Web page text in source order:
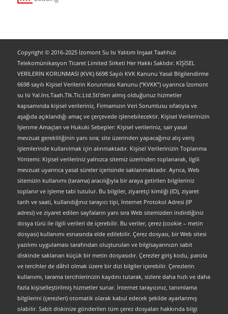
Copyright © 2016-2025 İzomont Su Isı Yalıtım İnşaat Taahhüt
Telekomünikasyon Ticaret Limited Sirketi Her Hakkı Saklıdır. KİŞİSEL
VERİLERİN KORUNMASI (KVK) 6698 Sayılı KVK Kanunu Yasal Bilgilendirme
6698 sayılı Kişisel Verilerin Korunması Kanunu (“KVKK”) uyarınca İzomont
su Isi Yal.Ins.Taah.Tlk.Tic.Ltd.Sti’den almış olduğunuz hizmetler
kapsamında kişisel verileriniz, Firmamızın Veri Sorumlusu sıfatıyla ve
aşağıda açıklandığı amaç ve çerçevede işlenebilecektir. Kişisel Verilerinizin
İşlenme Amaçları ve Hukuki Sebepler: Kişisel verileriniz, sair yasal
mevzuat gerekliliğinin yanı sıra; site üzerinden yapacağınız alış veriş
işlemlerinde kullanılmak için alınmaktadır. Kişisel Verilerinizin Toplanma
Yöntemi: Kişisel verileriniz yalnızca sitemiz üzerinden toplanarak, ilgili
mevzuat uyarınca yasal süreler içerisinde saklanmaktadır. Ayrıca, Web
sitemizin kullanımı (tarama) aracılığıyla bir araya getirilen bilgileriniz
toplanır ve işleme tabi tutulur. Bu bilgiler, ziyaretçi kimliği (ID), ziyaret
tarih ve saati, kullandığınız tarayıcı tipi, İnternet Protokol Adresi (IP
adresi) ve ziyaret edilen sayfaların yanı sıra Web sitemizden indirdiğiniz
dosya türü ile ilgili verileri de içerebilir. Bu veriler, çerez (cookie – metin
dosyası) kullanımı esnasında elde edilebilir. Çerez dosyası, bir Web sitesi
yazılımı uygulaması tarafından oluşturulan ve bilgisayarınızın sabit
diskinde saklanan küçük bir metin dosyasıdır. Çerezler giriş kodu, parola
ve tercihler de dâhil olmak üzere bir dizi bilgiler içerebilir. Çerezlerin
kullanımı, tarama tercihlerinizin kaydını tutarak, sizlere daha hızlı ve daha
fazla kişiselleştirilmiş hizmetler sunar. İnternet tarayıcınız, tanımlama
bilgilerini (çerezleri) otomatik olarak kabul edecek şekilde ayarlanmış
olabilir. Sabit diskinize gönderilen tüm çerez dosyaları hakkında bilgi